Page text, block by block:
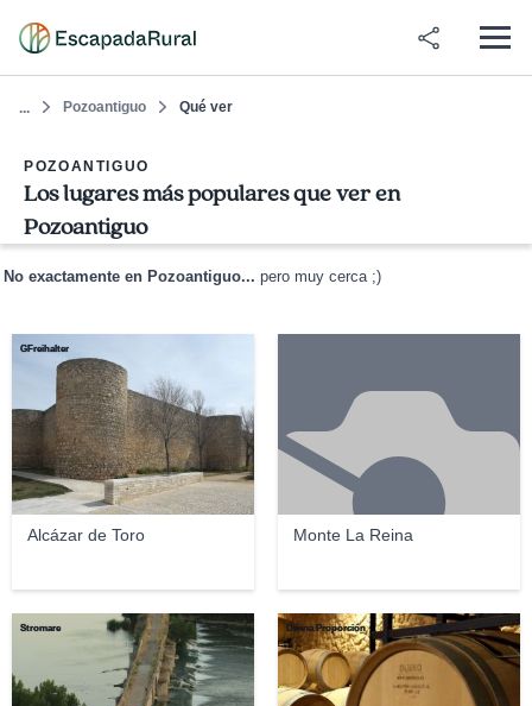
... Pozoantiguo Qué ver
POZOANTIGUO
Los lugares más populares que ver en
Pozoantiguo
No exactamente en Pozoantiguo... pero muy cerca ;)
Alcázar de Toro
GFreihalter
Monte La Reina
Stromare Divina Proporción